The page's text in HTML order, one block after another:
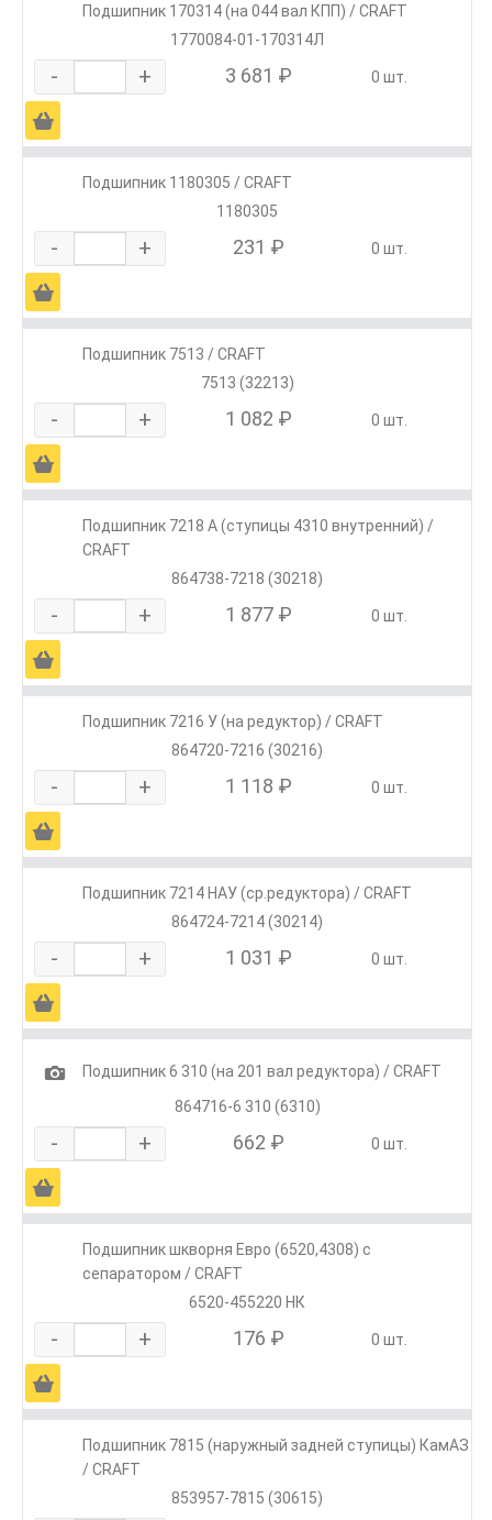
Подшипник 170314 (на 044 вал КПП) / CRAFT
1770084-01-170314Л
- + 3 681 ₽ 0 шт.
Ä
Подшипник 1180305 / CRAFT
1180305
- + 231 ₽ 0 шт.
Ä
Подшипник 7513 / CRAFT
7513 (32213)
- + 1 082 ₽ 0 шт.
Ä
Подшипник 7218 А (ступицы 4310 внутренний) /
CRAFT
864738-7218 (30218)
- + 1 877 ₽ 0 шт.
Ä
Подшипник 7216 У (на редуктор) / CRAFT
864720-7216 (30216)
- + 1 118 ₽ 0 шт.
Ä
Подшипник 7214 НАУ (ср.редуктора) / CRAFT
864724-7214 (30214)
- + 1 031 ₽ 0 шт.
Ä
1
Подшипник 6 310 (на 201 вал редуктора) / CRAFT
864716-6 310 (6310)
- + 662 ₽ 0 шт.
Ä
Подшипник шкворня Евро (6520,4308) с
сепаратором / CRAFT
6520-455220 НК
- + 176 ₽ 0 шт.
Ä
Подшипник 7815 (наружный задней ступицы) КамАЗ
/ CRAFT
853957-7815 (30615)